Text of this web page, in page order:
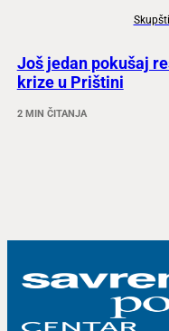
Još jedan pokušaj
krize u Prištini
2 MIN ČITANJA